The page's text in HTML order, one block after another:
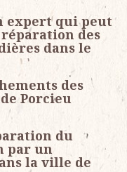
expert qui peut
des
dans le
des
Porcieu
du
par un
la ville de